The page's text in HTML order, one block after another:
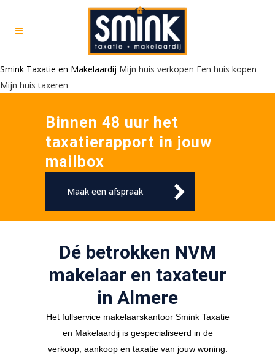
Smink Taxatie en Makelaardij Mijn huis verkopen Een huis kopen
Mijn huis taxeren
Binnen 48 uur het
taxatierapport in jouw
mailbox
Maak een afspraak
Dé betrokken NVM
makelaar en taxateur
in Almere
Het fullservice makelaarskantoor Smink Taxatie
en Makelaardij is gespecialiseerd in de
verkoop, aankoop en taxatie van jouw woning.